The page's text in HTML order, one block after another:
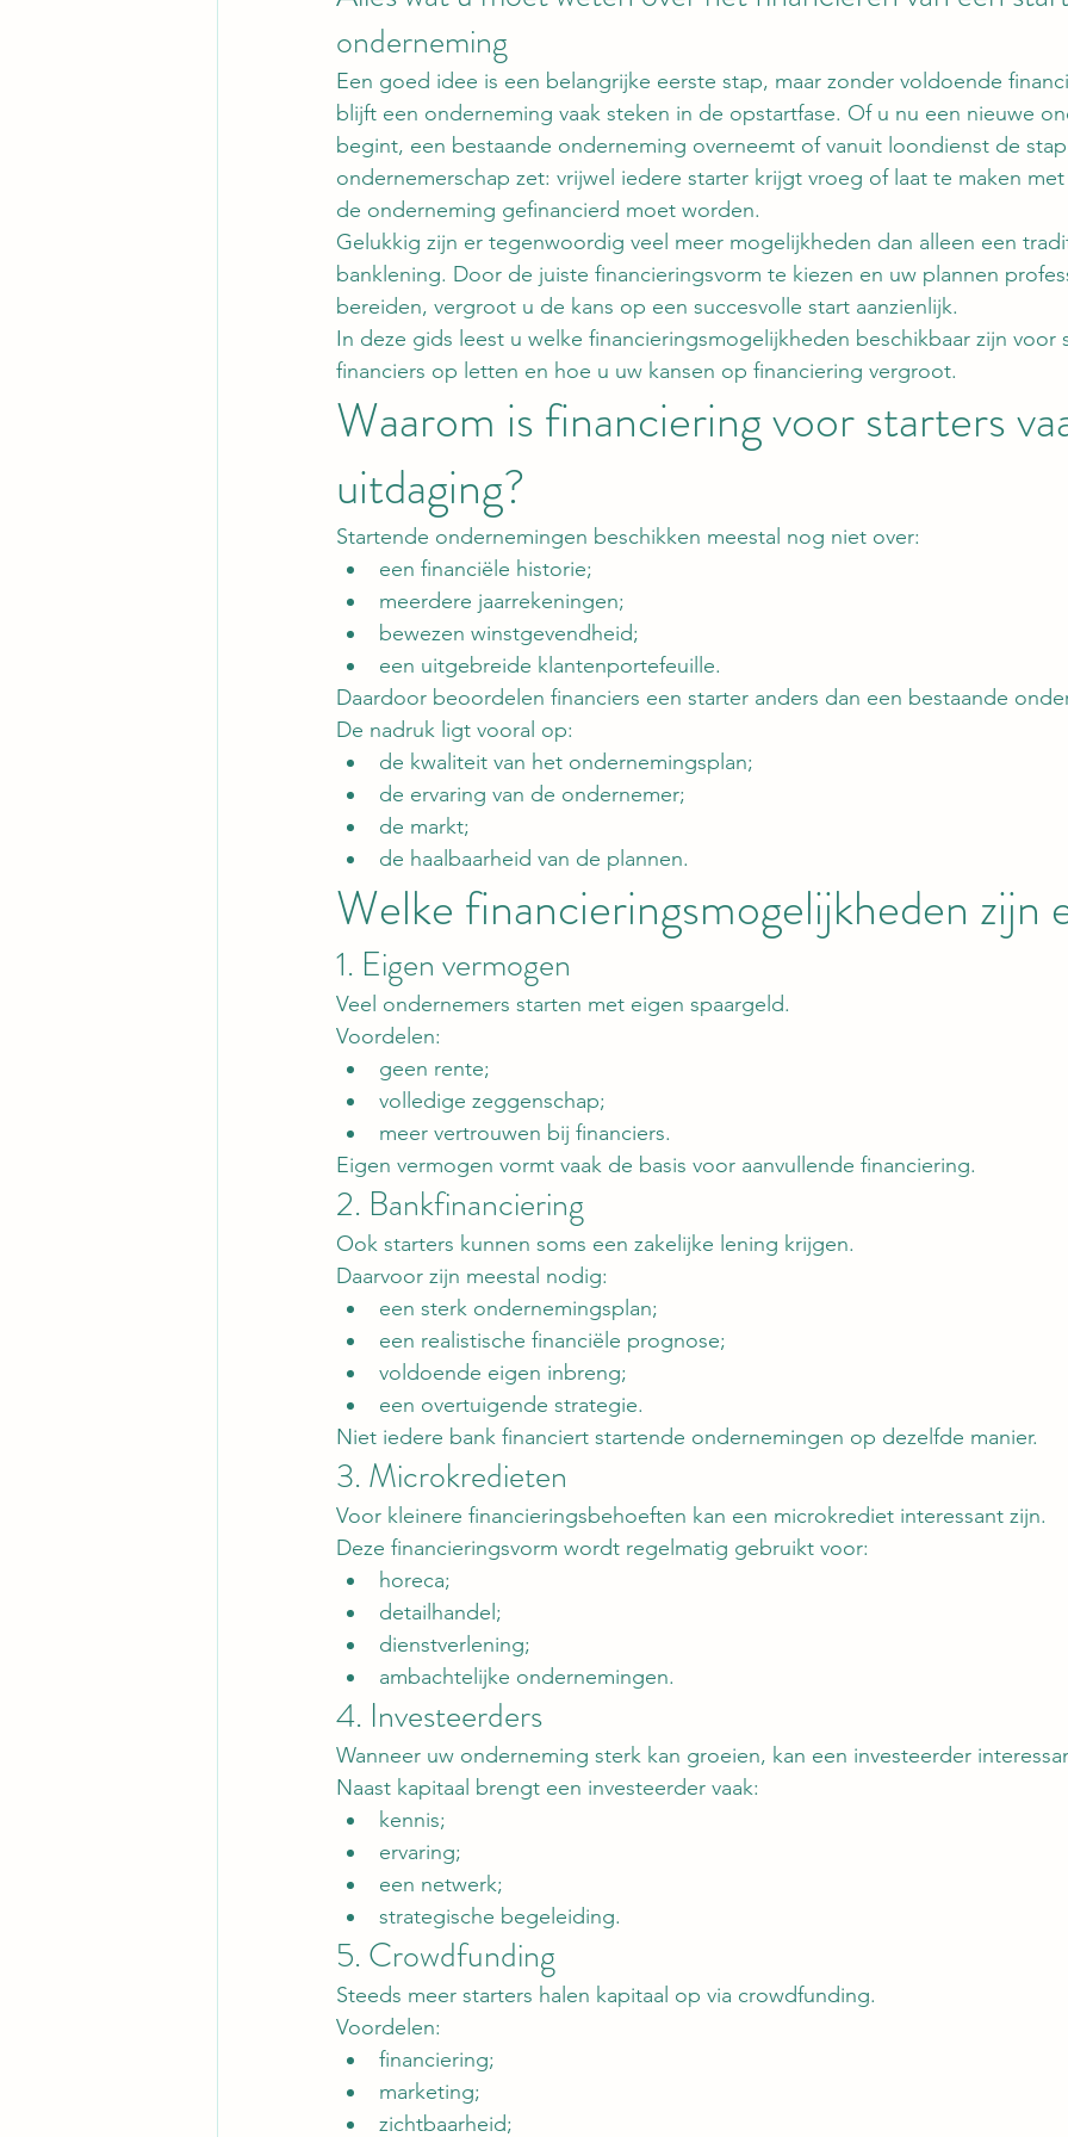
onderneming
Een goed idee is een belangrijke eerste stap, maar zonder voldoende
blijft een onderneming vaak steken in de opstartfase. Of u nu een nieuwe
begint, een bestaande onderneming overneemt of vanuit loondienst de
ondernemerschap zet: vrijwel iedere starter krijgt vroeg of laat te maken
de onderneming gefinancierd moet worden.
Gelukkig zijn er tegenwoordig veel meer mogelijkheden dan alleen een
banklening. Door de juiste financieringsvorm te kiezen en uw plannen
bereiden, vergroot u de kans op een succesvolle start aanzienlijk.
In deze gids leest u welke financieringsmogelijkheden beschikbaar zijn voor
financiers op letten en hoe u uw kansen op financiering vergroot.
Waarom is financiering voor starters
uitdaging?
Startende ondernemingen beschikken meestal nog niet over:
een financiële historie;
meerdere jaarrekeningen;
bewezen winstgevendheid;
een uitgebreide klantenportefeuille.
Daardoor beoordelen financiers een starter anders dan een bestaande
De nadruk ligt vooral op:
de kwaliteit van het ondernemingsplan;
de ervaring van de ondernemer;
de markt;
de haalbaarheid van de plannen.
Welke financieringsmogelijkheden zijn
1. Eigen vermogen
Veel ondernemers starten met eigen spaargeld.
Voordelen:
geen rente;
volledige zeggenschap;
meer vertrouwen bij financiers.
Eigen vermogen vormt vaak de basis voor aanvullende financiering.
2. Bankfinanciering
Ook starters kunnen soms een zakelijke lening krijgen.
Daarvoor zijn meestal nodig:
een sterk ondernemingsplan;
een realistische financiële prognose;
voldoende eigen inbreng;
een overtuigende strategie.
Niet iedere bank financiert startende ondernemingen op dezelfde manier.
3. Microkredieten
Voor kleinere financieringsbehoeften kan een microkrediet interessant zijn.
Deze financieringsvorm wordt regelmatig gebruikt voor:
horeca;
detailhandel;
dienstverlening;
ambachtelijke ondernemingen.
4. Investeerders
Wanneer uw onderneming sterk kan groeien, kan een investeerder
Naast kapitaal brengt een investeerder vaak:
kennis;
ervaring;
een netwerk;
strategische begeleiding.
5. Crowdfunding
Steeds meer starters halen kapitaal op via crowdfunding.
Voordelen:
financiering;
marketing;
zichtbaarheid;